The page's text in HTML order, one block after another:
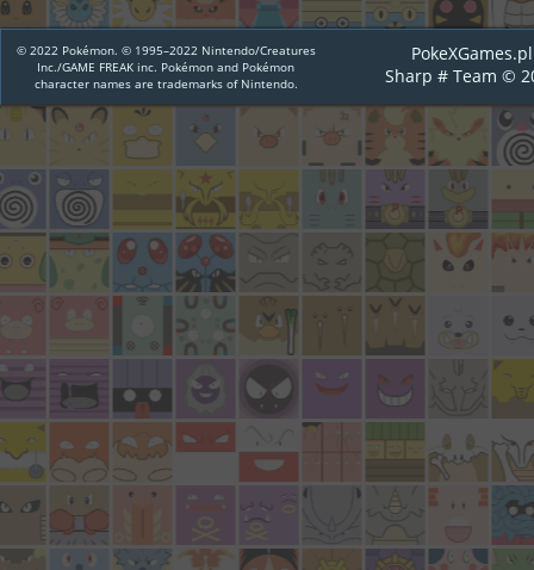
© 2022 Pokémon. © 1995–2022 Nintendo/Creatures
Inc./GAME FREAK inc. Pokémon and Pokémon
character names are trademarks of Nintendo.
PokeXGames.pl
Sharp # Team ©